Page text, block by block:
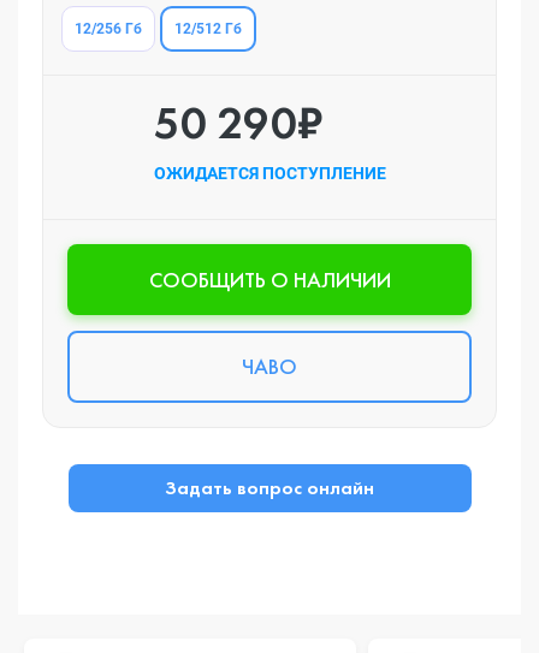
12/256 Гб 12/512 Гб
50 290₽
ОЖИДАЕТСЯ ПОСТУПЛЕНИЕ
CООБЩИТЬ О НАЛИЧИИ
ЧАВО
Задать вопрос онлайн